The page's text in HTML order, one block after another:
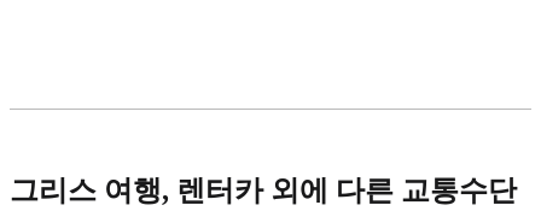
그리스 여행, 렌터카 외에 다른 교통수단